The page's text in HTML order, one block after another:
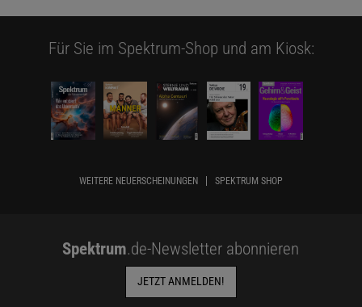
Für Sie im Spektrum-Shop und am Kiosk:
WEITERE NEUERSCHEINUNGEN SPEKTRUM SHOP
Spektrum.de-Newsletter abonnieren
JETZT ANMELDEN!